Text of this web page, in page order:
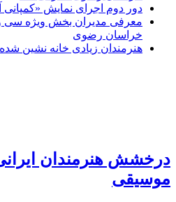
دور دوم اجرای نمایش «کمپانی
معرفی مدیران بخش ویژه سی و
خراسان رضوی
هنرمندان زیادی خانه نشین شده
درخشش هنرمندان
موسیقی